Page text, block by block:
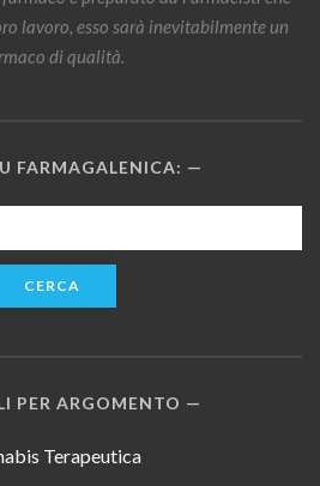
lavoro, esso sarà inevitabilmente un
di qualità.
FARMAGALENICA:
PER ARGOMENTO
Terapeutica